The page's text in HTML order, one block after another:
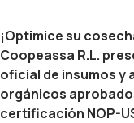
¡Optimice su
Coopeassa R.L.
oficial de insumos y
orgánicos
certificación NOP-